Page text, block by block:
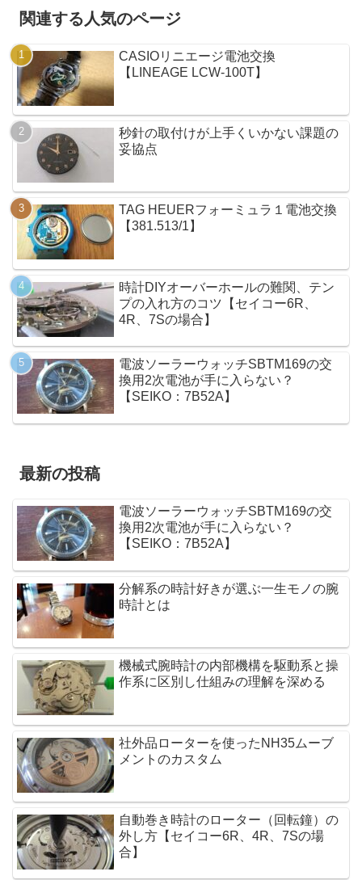
関連する人気のページ
CASIOリニエージ電池交換
【LINEAGE LCW-100T】
秒針の取付けが上手くいかない課題の
妥協点
TAG HEUERフォーミュラ１電池交換
【381.513/1】
時計DIYオーバーホールの難関、テン
プの入れ方のコツ【セイコー6R、
4R、7Sの場合】
電波ソーラーウォッチSBTM169の交
換用2次電池が手に入らない？
【SEIKO：7B52A】
最新の投稿
電波ソーラーウォッチSBTM169の交
換用2次電池が手に入らない？
【SEIKO：7B52A】
分解系の時計好きが選ぶ一生モノの腕
時計とは
機械式腕時計の内部機構を駆動系と操
作系に区別し仕組みの理解を深める
社外品ローターを使ったNH35ムーブ
メントのカスタム
自動巻き時計のローター（回転鐘）の
外し方【セイコー6R、4R、7Sの場
合】